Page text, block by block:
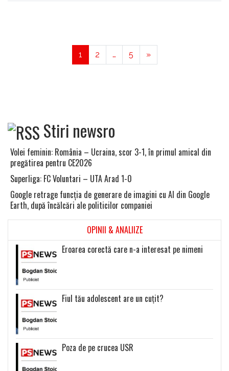
1 2 … 5 »
Stiri newsro
Volei feminin: România – Ucraina, scor 3-1, în primul amical din
pregătirea pentru CE2026
Superliga: FC Voluntari – UTA Arad 1-0
Google retrage funcţia de generare de imagini cu AI din Google
Earth, după încălcări ale politicilor companiei
OPINII & ANALIIZE
Eroarea corectă care n-a interesat pe nimeni
Fiul tău adolescent are un cuțit?
Poza de pe crucea USR